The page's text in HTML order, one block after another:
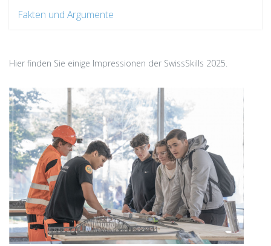
Fakten und Argumente
Hier finden Sie einige Impressionen der SwissSkills 2025.